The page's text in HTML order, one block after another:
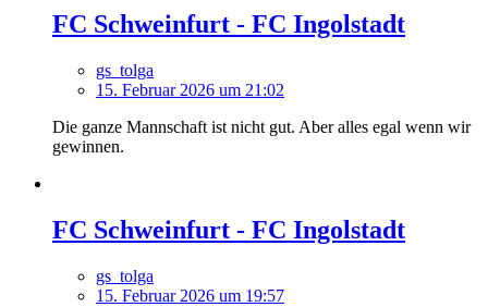
FC Schweinfurt - FC Ingolstadt
gs_tolga
15. Februar 2026 um 21:02
Die ganze Mannschaft ist nicht gut. Aber alles egal wenn wir
gewinnen.
FC Schweinfurt - FC Ingolstadt
gs_tolga
15. Februar 2026 um 19:57